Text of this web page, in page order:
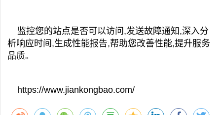
监控您的站点是否可以访问,发送故障通知,深入分
析响应时间,生成性能报告,帮助您改善性能,提升服务
品质。
https://www.jiankongbao.com/